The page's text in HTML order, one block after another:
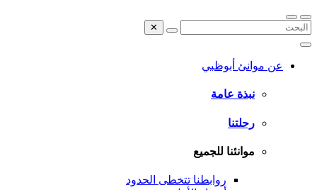
✕
عن موانئ أبوظبي
نبذة عامة
رحلتنا
موانئنا للجميع
روابطنا تتخطى الحدود